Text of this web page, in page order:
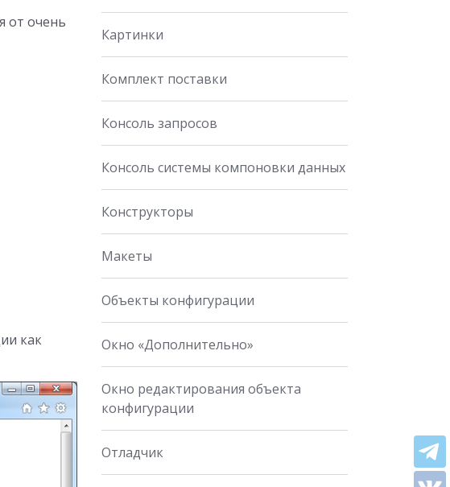
от очень
как
Картинки
Комплект поставки
Консоль запросов
Консоль системы компоновки данных
Конструкторы
Макеты
Объекты конфигурации
Окно «Дополнительно»
Окно редактирования объекта
конфигурации
Отладчик